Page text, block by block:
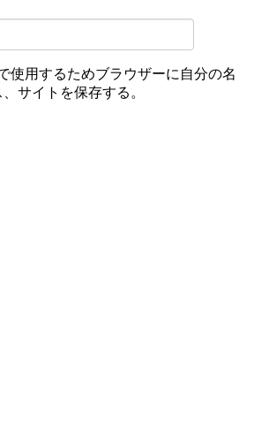
使用するためブラウザーに自分の名
サイトを保存する。